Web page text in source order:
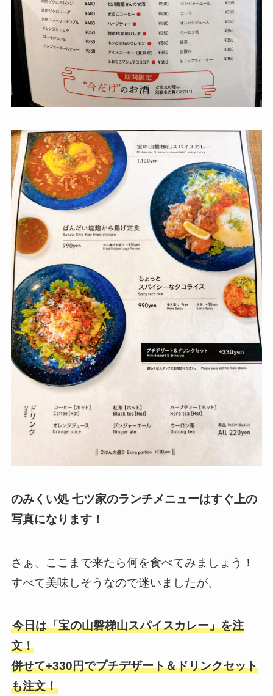
のみくい処 七ツ家のランチメニューはすぐ上の
写真になります！
さぁ、ここまで来たら何を食べてみましょう！
すべて美味しそうなので迷いましたが、
今日は「宝の山磐梯山スパイスカレー」を注
文！
併せて+330円でプチデザート＆ドリンクセット
も注文！